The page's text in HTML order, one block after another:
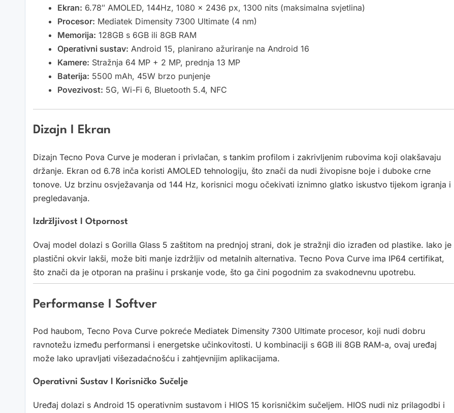
Ekran: 6.78″ AMOLED, 144Hz, 1080 x 2436 px, 1300 nits (maksimalna svjetlina)
Procesor: Mediatek Dimensity 7300 Ultimate (4 nm)
Memorija: 128GB s 6GB ili 8GB RAM
Operativni sustav: Android 15, planirano ažuriranje na Android 16
Kamere: Stražnja 64 MP + 2 MP, prednja 13 MP
Baterija: 5500 mAh, 45W brzo punjenje
Povezivost: 5G, Wi-Fi 6, Bluetooth 5.4, NFC
Dizajn I Ekran
Dizajn Tecno Pova Curve je moderan i privlačan, s tankim profilom i zakrivljenim rubovima koji olakšavaju
držanje. Ekran od 6.78 inča koristi AMOLED tehnologiju, što znači da nudi živopisne boje i duboke crne
tonove. Uz brzinu osvježavanja od 144 Hz, korisnici mogu očekivati iznimno glatko iskustvo tijekom igranja i
pregledavanja.
Izdržljivost I Otpornost
Ovaj model dolazi s Gorilla Glass 5 zaštitom na prednjoj strani, dok je stražnji dio izrađen od plastike. Iako je
plastični okvir lakši, može biti manje izdržljiv od metalnih alternativa. Tecno Pova Curve ima IP64 certifikat,
što znači da je otporan na prašinu i prskanje vode, što ga čini pogodnim za svakodnevnu upotrebu.
Performanse I Softver
Pod haubom, Tecno Pova Curve pokreće Mediatek Dimensity 7300 Ultimate procesor, koji nudi dobru
ravnotežu između performansi i energetske učinkovitosti. U kombinaciji s 6GB ili 8GB RAM-a, ovaj uređaj
može lako upravljati višezadaćnošću i zahtjevnijim aplikacijama.
Operativni Sustav I Korisničko Sučelje
Uređaj dolazi s Android 15 operativnim sustavom i HIOS 15 korisničkim sučeljem. HIOS nudi niz prilagodbi i